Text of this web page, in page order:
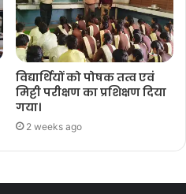
विद्यार्थियों को पोषक तत्व एवं
मिट्टी परीक्षण का प्रशिक्षण दिया
गया।
2 weeks ago